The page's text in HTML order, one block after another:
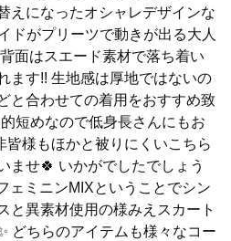
えになったオシャレデザインな
ドがプリーツで動きが出る大人
面はスエード素材で落ち着い
ます!! 生地感は厚地ではないの
と合わせての着用をおすすめ致
短めなので低身長さんにもお
皆様もほかと被りにくいこちら
ませ🍀 いかがでしたでしょう
ェミニンMIXということでシン
と異素材使用の様みえスカート
どちらのアイテムも様々なコー